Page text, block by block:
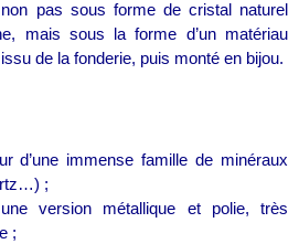
pas sous forme de cristal naturel
mais sous la forme d’un matériau
de la fonderie, puis monté en bijou.
d’une immense famille de minéraux
;
version métallique et polie, très
;